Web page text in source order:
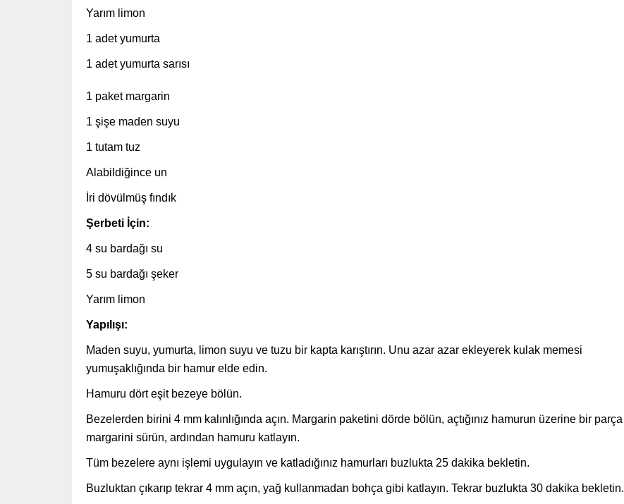
Yarım limon
1 adet yumurta
1 adet yumurta sarısı
1 paket margarin
1 şişe maden suyu
1 tutam tuz
Alabildiğince un
İri dövülmüş fındık
Şerbeti İçin:
4 su bardağı su
5 su bardağı şeker
Yarım limon
Yapılışı:
Maden suyu, yumurta, limon suyu ve tuzu bir kapta karıştırın. Unu azar azar ekleyerek kulak memesi
yumuşaklığında bir hamur elde edin.
Hamuru dört eşit bezeye bölün.
Bezelerden birini 4 mm kalınlığında açın. Margarin paketini dörde bölün, açtığınız hamurun üzerine bir parça
margarini sürün, ardından hamuru katlayın.
Tüm bezelere aynı işlemi uygulayın ve katladığınız hamurları buzlukta 25 dakika bekletin.
Buzluktan çıkarıp tekrar 4 mm açın, yağ kullanmadan bohça gibi katlayın. Tekrar buzlukta 30 dakika bekletin.